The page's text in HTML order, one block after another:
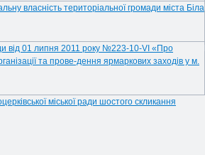
власність територіальної громади міста Біла
від 01 липня 2011 року №223-10-VІ «Про
та прове-дення ярмаркових заходів у м.
міської ради шостого скликання